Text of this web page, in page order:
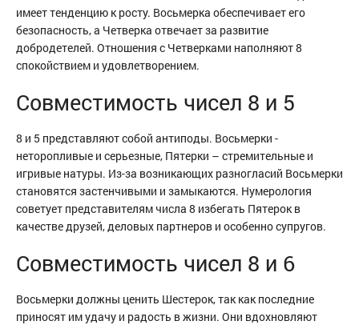
имеет тенденцию к росту. Восьмерка обеспечивает его
безопасность, а Четверка отвечает за развитие
добродетелей. Отношения с Четверками наполняют 8
спокойствием и удовлетворением.
Совместимость чисел 8 и 5
8 и 5 представляют собой антиподы. Восьмерки -
неторопливые и серьезные, Пятерки – стремительные и
игривые натуры. Из-за возникающих разногласий Восьмерки
становятся застенчивыми и замыкаются. Нумерология
советует представителям числа 8 избегать Пятерок в
качестве друзей, деловых партнеров и особенно супругов.
Совместимость чисел 8 и 6
Восьмерки должны ценить Шестерок, так как последние
приносят им удачу и радость в жизни. Они вдохновляют